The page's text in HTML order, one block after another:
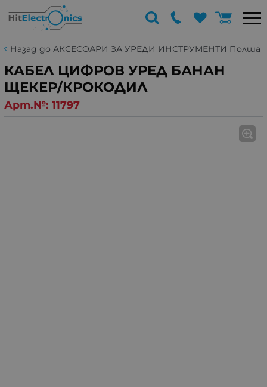
Назад до АКСЕСОАРИ ЗА УРЕДИ ИНСТРУМЕНТИ Полша
КАБЕЛ ЦИФРОВ УРЕД БАНАН
ЩЕКЕР/КРОКОДИЛ
Арт.№: 11797